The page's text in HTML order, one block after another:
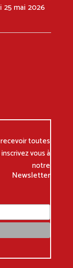
mai 2026
toutes
vous à
notre
Newsletter